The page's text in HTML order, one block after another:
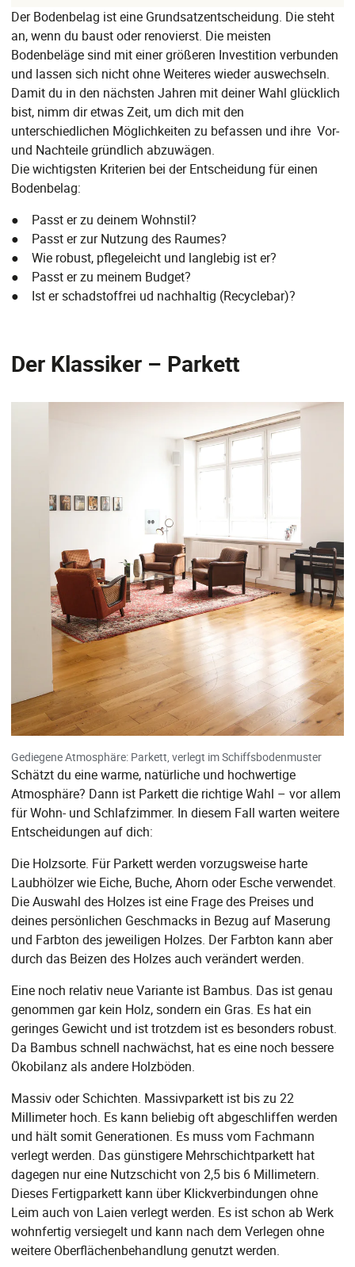
Der Bodenbelag ist eine Grundsatzentscheidung. Die steht
an, wenn du baust oder renovierst. Die meisten
Bodenbeläge sind mit einer größeren Investition verbunden
und lassen sich nicht ohne Weiteres wieder auswechseln.
Damit du in den nächsten Jahren mit deiner Wahl glücklich
bist, nimm dir etwas Zeit, um dich mit den
unterschiedlichen Möglichkeiten zu befassen und ihre Vor-
und Nachteile gründlich abzuwägen.
Die wichtigsten Kriterien bei der Entscheidung für einen
Bodenbelag:
● Passt er zu deinem Wohnstil?
● Passt er zur Nutzung des Raumes?
● Wie robust, pflegeleicht und langlebig ist er?
● Passt er zu meinem Budget?
● Ist er schadstoffrei ud nachhaltig (Recyclebar)?
Der Klassiker – Parkett
Gediegene Atmosphäre: Parkett, verlegt im Schiffsbodenmuster
Schätzt du eine warme, natürliche und hochwertige
Atmosphäre? Dann ist Parkett die richtige Wahl – vor allem
für Wohn- und Schlafzimmer. In diesem Fall warten weitere
Entscheidungen auf dich:
Die Holzsorte. Für Parkett werden vorzugsweise harte
Laubhölzer wie Eiche, Buche, Ahorn oder Esche verwendet.
Die Auswahl des Holzes ist eine Frage des Preises und
deines persönlichen Geschmacks in Bezug auf Maserung
und Farbton des jeweiligen Holzes. Der Farbton kann aber
durch das Beizen des Holzes auch verändert werden.
Eine noch relativ neue Variante ist Bambus. Das ist genau
genommen gar kein Holz, sondern ein Gras. Es hat ein
geringes Gewicht und ist trotzdem ist es besonders robust.
Da Bambus schnell nachwächst, hat es eine noch bessere
Ökobilanz als andere Holzböden.
Massiv oder Schichten. Massivparkett ist bis zu 22
Millimeter hoch. Es kann beliebig oft abgeschliffen werden
und hält somit Generationen. Es muss vom Fachmann
verlegt werden. Das günstigere Mehrschichtparkett hat
dagegen nur eine Nutzschicht von 2,5 bis 6 Millimetern.
Dieses Fertigparkett kann über Klickverbindungen ohne
Leim auch von Laien verlegt werden. Es ist schon ab Werk
wohnfertig versiegelt und kann nach dem Verlegen ohne
weitere Oberflächenbehandlung genutzt werden.